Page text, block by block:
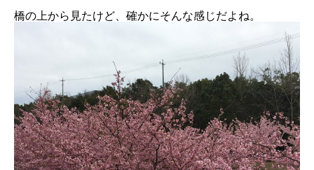
橋の上から見たけど、確かにそんな感じだよね。